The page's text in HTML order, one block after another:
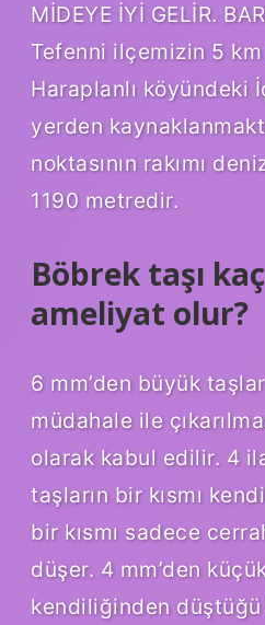
MİDEYE İYİ GELİR.
Tefenni ilçemizin 5 km
Haraplanlı köyündeki
yerden
noktasının rakımı
1190 metredir.
Böbrek taşı
ameliyat olur?
6 mm’den büyük
müdahale ile
olarak kabul edilir. 4
taşların bir kısmı
bir kısmı sadece
düşer. 4 mm’den
kendiliğinden